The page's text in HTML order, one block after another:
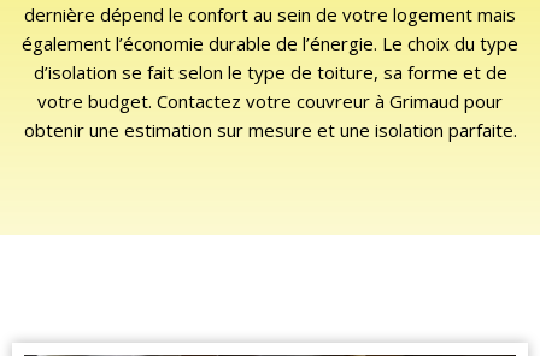
dernière dépend le confort au sein de votre logement mais
également l’économie durable de l’énergie. Le choix du type
d’isolation se fait selon le type de toiture, sa forme et de
votre budget. Contactez votre couvreur à Grimaud pour
obtenir une estimation sur mesure et une isolation parfaite.